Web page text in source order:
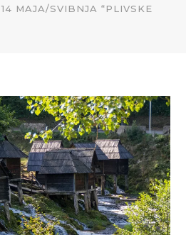
MAJA/SVIBNJA “PLIVSKE